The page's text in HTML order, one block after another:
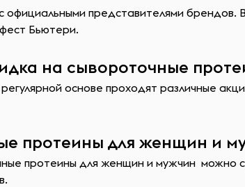
представителями брендов.
Бьютери.
на сывороточные
основе проходят различные
протеины для женщин и
протеины для женщин и мужчин можно